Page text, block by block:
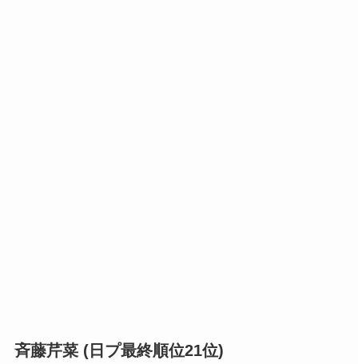
斉藤芹菜 (日プ最終順位21位)